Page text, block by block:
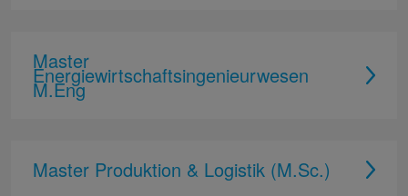
Master
Energiewirtschaftsingenieurwesen
M.Eng
Master Produktion & Logistik (M.Sc.)